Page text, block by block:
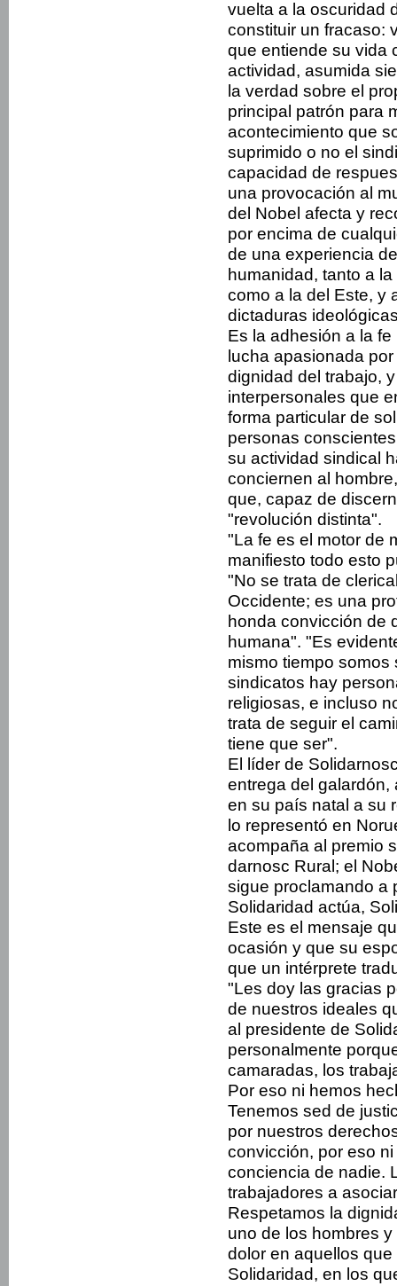
vuelta a la oscuridad
constituir un fracaso:
que entiende su vida
actividad, asumida
la verdad sobre el
principal patrón para
acontecimiento que
suprimido o no el
capacidad de
una provo­cación al
del Nobel afecta y
por enci­ma de
de una experiencia
humanidad, tanto a
como a la del Este, y
dicta­duras
Es la adhesión a la
lucha apasionada
dignidad del traba­jo,
interpersonales que
forma particular de
personas
su actividad sindical
conciernen al
que, capaz de
"revolución distinta".
"La fe es el motor de
manifiesto todo esto
"No se trata de
Occidente; es una
honda convicción de
humana". "Es
mis­mo tiempo
sindicatos hay
religiosas, e incluso
trata de seguir el
tiene que ser".
El líder de
entre­ga del galardón,
en su país natal a su
lo representó en
acompaña al premio
darnosc Rural; el
sigue proclamando a
Solidaridad actúa,
Este es el mensaje
ocasión y que su
que un intérprete
"Les doy las gracias
de nuestros ideales
al presidente de
personalmente
camaradas, los
Por eso ni hemos
Tenemos sed de
por nuestros
convicción, por eso
conciencia de nadie.
traba­jadores a
Respetamos la
uno de los hombres
dolor en aquellos
Soli­daridad, en los